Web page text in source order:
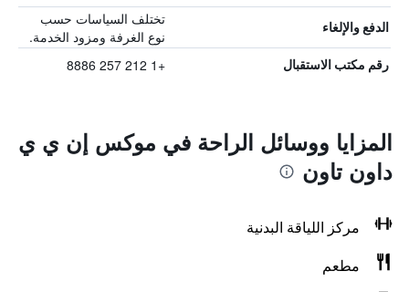
الدفع والإلغاء
تختلف السياسات حسب
نوع الغرفة ومزود الخدمة.
رقم مكتب الاستقبال +1 212 257 8886
المزايا ووسائل الراحة في موكس إن ي ي
داون تاون
مركز اللياقة البدنية
مطعم